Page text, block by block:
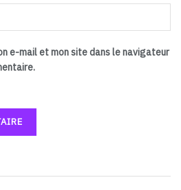
e-mail et mon site dans le navigateur